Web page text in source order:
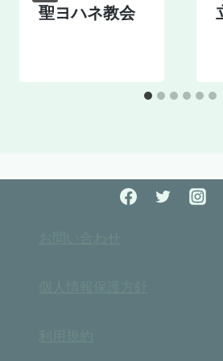
聖ヨハネ教会